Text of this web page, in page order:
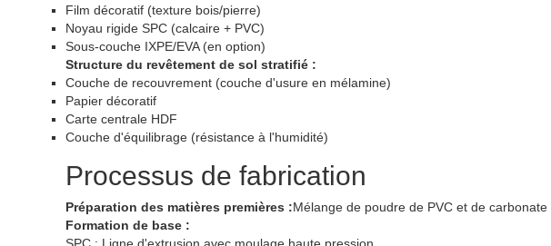
Film décoratif (texture bois/pierre)
Noyau rigide SPC (calcaire + PVC)
Sous-couche IXPE/EVA (en option)
Structure du revêtement de sol stratifié :
Couche de recouvrement (couche d'usure en mélamine)
Papier décoratif
Carte centrale HDF
Couche d'équilibrage (résistance à l'humidité)
Processus de fabrication
Préparation des matières premières :Mélange de poudre de PVC et de
Formation de base :